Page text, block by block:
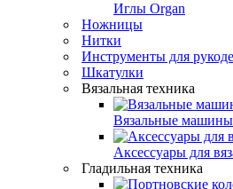
Иглы Organ
Ножницы
Нитки
Инструменты для
Шкатулки
Вязальная техника
Вязальные машины
Аксессуары для
Гладильная техника